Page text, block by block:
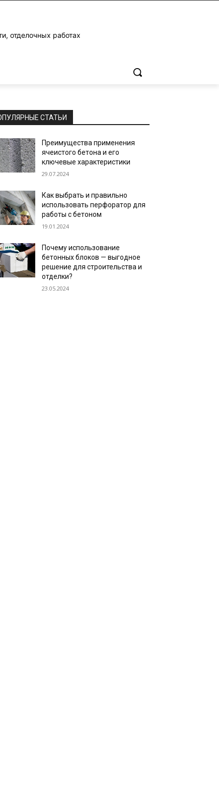
отделочных работах
СТАТЬИ
Преимущества применения
ячеистого бетона и его
ключевые характеристики
29.07.2024
Как выбрать и правильно
использовать перфоратор для
работы с бетоном
19.01.2024
Почему использование
бетонных блоков — выгодное
решение для строительства и
отделки?
23.05.2024